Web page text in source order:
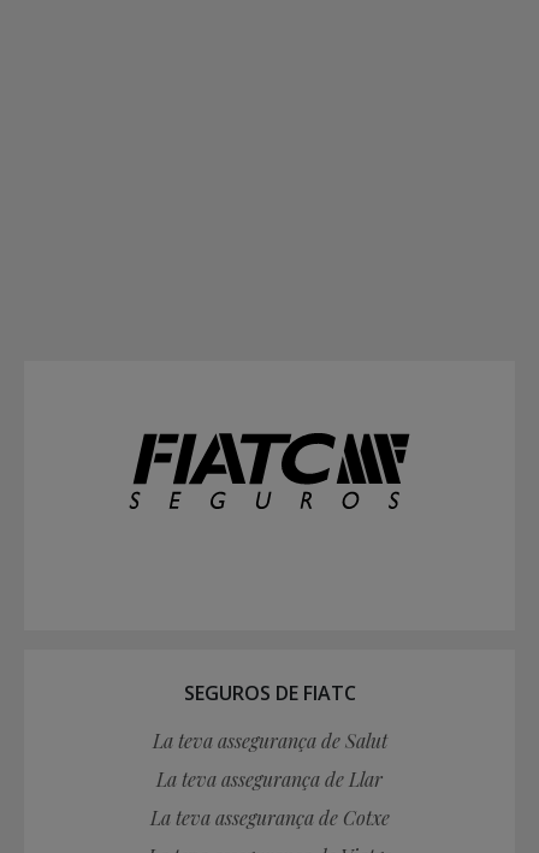
SEGUROS DE FIATC
La teva assegurança de Salut
La teva assegurança de Llar
La teva assegurança de Cotxe